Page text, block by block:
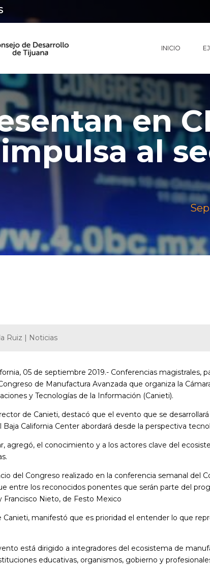
INICIO
en
impulsa al
Ruiz | Noticias
05 de septiembre 2019.- Conferencias magistrales,
de Manufactura Avanzada que organiza la
y Tecnologías de la Información (Canieti).
de Canieti, destacó que el evento que se
Baja California Center abordará desde la perspectiva
agregó, el conocimiento y a los actores clave del
del Congreso realizado en la conferencia semanal del
entre los reconocidos ponentes que serán parte del
Francisco Nieto, de Festo Mexico
Canieti, manifestó que es prioridad el entender lo que
está dirigido a integradores del ecosistema de
educativas, organismos, gobierno y